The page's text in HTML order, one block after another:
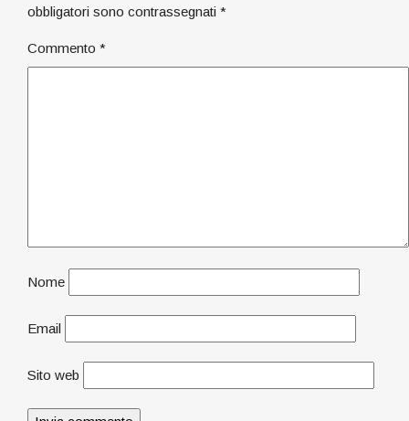
obbligatori sono contrassegnati *
Commento *
Nome
Email
Sito web